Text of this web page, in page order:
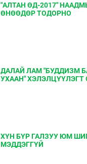
"АЛТАН ӨД-2017"
ӨНӨӨДӨР ТОДОРНО
ДАЛАЙ ЛАМ "БУДДИЗМ
УХААН"
ХҮН БҮР ГАЛЗУУ ЮМ
МЭДДЭГГҮЙ